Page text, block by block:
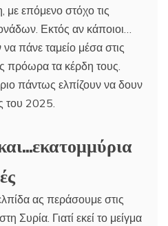
με επόμενο στόχο τις
Εκτός αν κάποιοι…
πάνε ταμείο μέσα στις
πρόωρα τα κέρδη τους.
πάντως ελπίζουν να δουν
του 2025.
ας περάσουμε στις
Συρία. Γιατί εκεί το μείγμα